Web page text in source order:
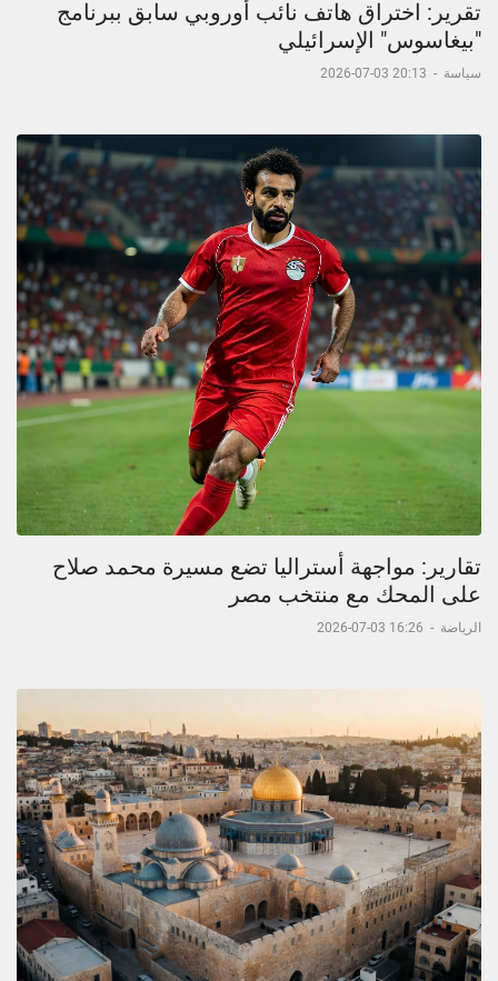
تقرير: اختراق هاتف نائب أوروبي سابق ببرنامج
"بيغاسوس" الإسرائيلي
سياسة -
20:13 03-07-2026
تقارير: مواجهة أستراليا تضع مسيرة محمد صلاح
على المحك مع منتخب مصر
الرياضة -
16:26 03-07-2026